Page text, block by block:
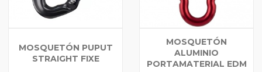
MOSQUETÓN PUPUT
STRAIGHT FIXE
MOSQUETÓN
ALUMINIO
PORTAMATERIAL EDM